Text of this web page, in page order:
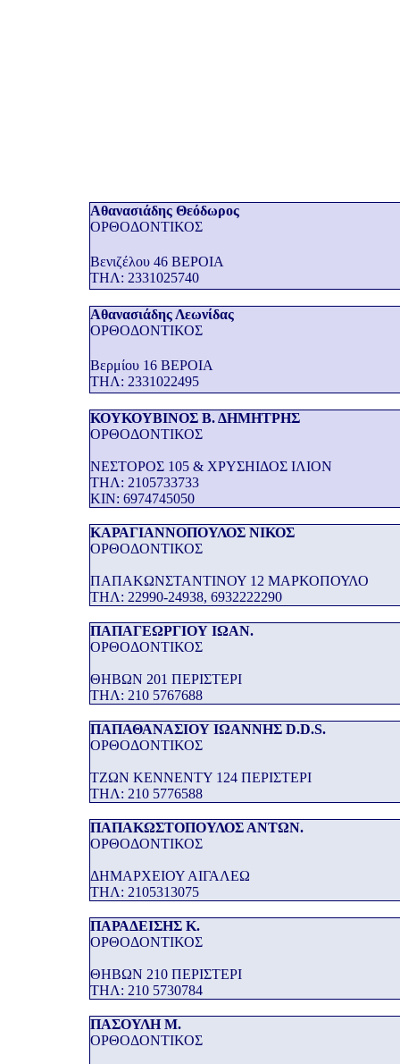
Αθανασιάδης Θεόδωρος
ΟΡΘΟΔΟΝΤΙΚΟΣ
Βενιζέλου 46 ΒΕΡΟΙΑ
THΛ: 2331025740
Αθανασιάδης Λεωνίδας
ΟΡΘΟΔΟΝΤΙΚΟΣ
Βερμίου 16 ΒΕΡΟΙΑ
THΛ: 2331022495
ΚΟΥΚΟΥΒΙΝΟΣ Β. ΔΗΜΗΤΡΗΣ
ΟΡΘΟΔΟΝΤΙΚΟΣ
ΝΕΣΤΟΡΟΣ 105 & ΧΡΥΣΗΙΔΟΣ ΙΛΙΟΝ
THΛ: 2105733733
KIN: 6974745050
ΚΑΡΑΓΙΑΝΝΟΠΟΥΛΟΣ ΝΙΚΟΣ
ΟΡΘΟΔΟΝΤΙΚΟΣ
ΠΑΠΑΚΩΝΣΤΑΝΤΙΝΟΥ 12 ΜΑΡΚΟΠΟΥΛΟ
THΛ: 22990-24938, 6932222290
ΠΑΠΑΓΕΩΡΓΙΟΥ ΙΩΑΝ.
ΟΡΘΟΔΟΝΤΙΚΟΣ
ΘΗΒΩΝ 201 ΠΕΡΙΣΤΕΡΙ
THΛ: 210 5767688
ΠΑΠΑΘΑΝΑΣΙΟΥ ΙΩΑΝΝΗΣ D.D.S.
ΟΡΘΟΔΟΝΤΙΚΟΣ
ΤΖΩΝ ΚΕΝΝΕΝΤΥ 124 ΠΕΡΙΣΤΕΡΙ
THΛ: 210 5776588
ΠΑΠΑΚΩΣΤΟΠΟΥΛΟΣ ΑΝΤΩΝ.
ΟΡΘΟΔΟΝΤΙΚΟΣ
ΔΗΜΑΡΧΕΙΟΥ ΑΙΓΑΛΕΩ
THΛ: 2105313075
ΠΑΡΑΔΕΙΣΗΣ Κ.
ΟΡΘΟΔΟΝΤΙΚΟΣ
ΘΗΒΩΝ 210 ΠΕΡΙΣΤΕΡΙ
THΛ: 210 5730784
ΠΑΣΟΥΛΗ Μ.
ΟΡΘΟΔΟΝΤΙΚΟΣ